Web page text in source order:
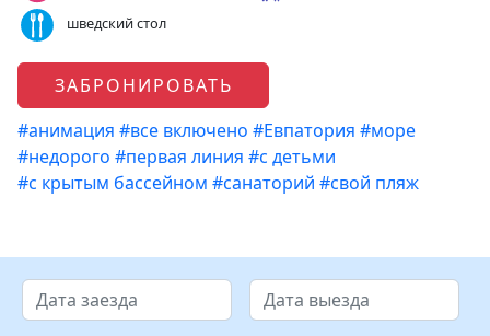
шведский стол
ЗАБРОНИРОВАТЬ
#анимация #все включено #Евпатория #море
#недорого #первая линия #с детьми
#с крытым бассейном #санаторий #свой пляж